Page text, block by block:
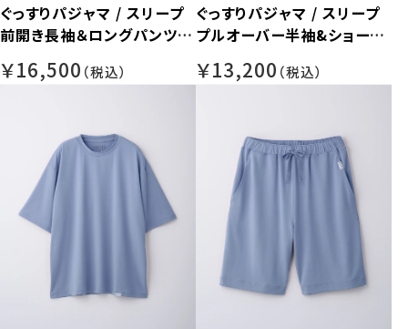
ぐっすりパジャマ / スリープ
前開き長袖＆ロングパンツ
￥16,500
ぐっすりパジャマ / スリープ
プルオーバー半袖&ショート
￥13,200